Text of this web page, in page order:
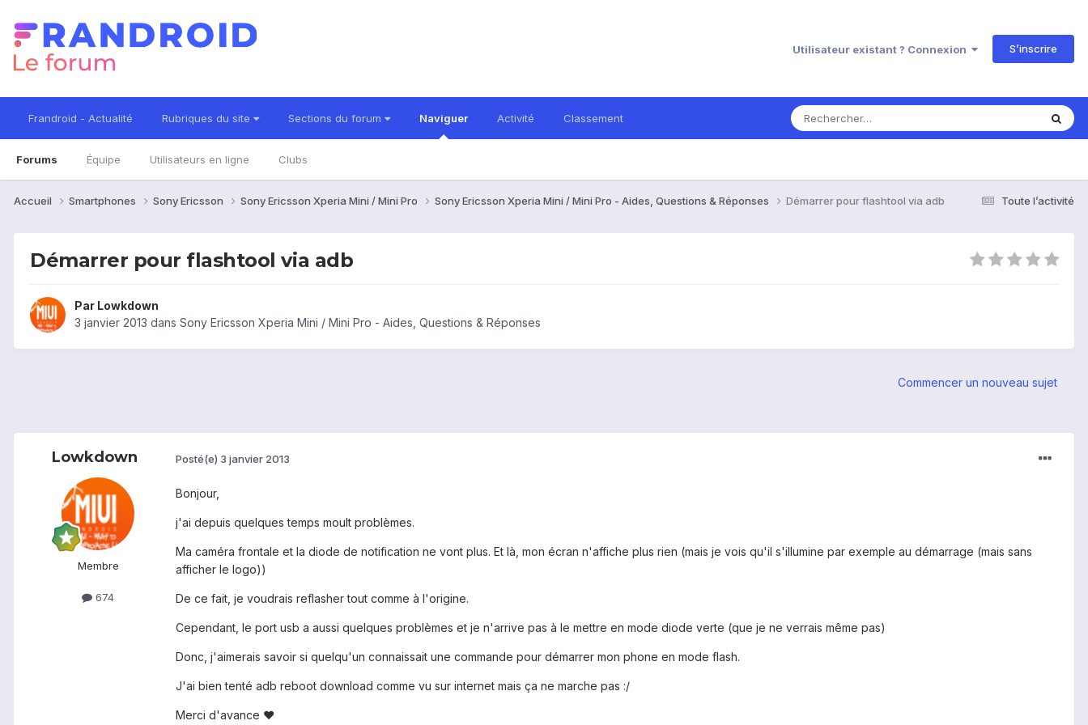
Utilisateur existant ? Connexion S’inscrire
Frandroid - Actualité Rubriques du site Sections du forum Naviguer
Forums Équipe Utilisateurs en ligne Clubs
Activité Classement
Toute l’activité
Accueil Smartphones Sony Ericsson Sony Ericsson Xperia Mini / Mini Pro Sony Ericsson Xperia Mini / Mini Pro - Aides, Questions & Réponses Démarrer pour flashtool via adb
Démarrer pour flashtool via adb
Par Lowkdown
3 janvier 2013 dans Sony Ericsson Xperia Mini / Mini Pro - Aides, Questions & Réponses
Commencer un nouveau sujet
Lowkdown
Membre
674
Posté(e) 3 janvier 2013
Bonjour,
j'ai depuis quelques temps moult problèmes.
Ma caméra frontale et la diode de notification ne vont plus. Et là, mon écran n'affiche plus rien (mais je vois qu'il s'illumine par exemple au démarrage (mais sans
afficher le logo))
De ce fait, je voudrais reflasher tout comme à l'origine.
Cependant, le port usb a aussi quelques problèmes et je n'arrive pas à le mettre en mode diode verte (que je ne verrais même pas)
Donc, j'aimerais savoir si quelqu'un connaissait une commande pour démarrer mon phone en mode flash.
J'ai bien tenté adb reboot download comme vu sur internet mais ça ne marche pas :/
Merci d'avance ♥